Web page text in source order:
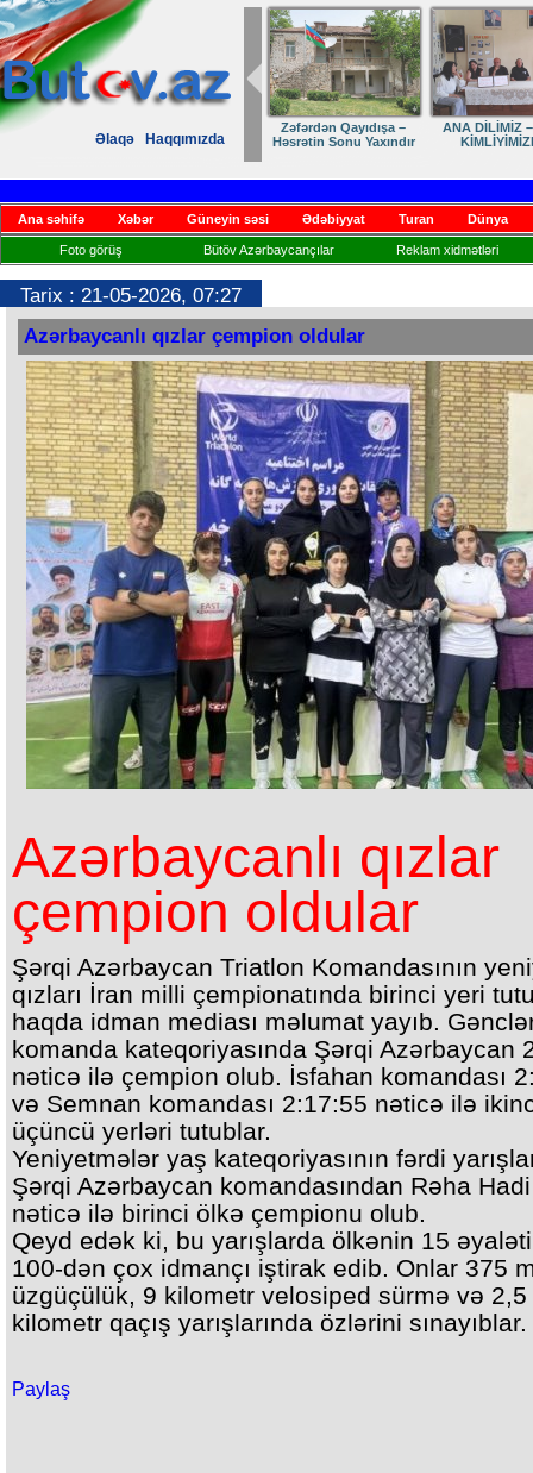
Əlaqə Haqqımızda
Dostumuza sürpriz
yubiley təbriki
Elmanın öz
Ana səhifə Xəbər Güneyin səsi Ədəbiyyat Turan Dünya
Foto görüş Bütöv Azərbaycançılar Reklam xidmətləri
Tarix : 21-05-2026, 07:27
Azərbaycanlı qızlar çempion oldular
Azərbaycanlı qızlar
çempion oldular
Şərqi Azərbaycan Triatlon Komandasının
qızları İran milli çempionatında birinci yeri
haqda idman mediası məlumat yayıb.
komanda kateqoriyasında Şərqi Azərbaycan
nəticə ilə çempion olub. İsfahan komandası
və Semnan komandası 2:17:55 nəticə ilə
üçüncü yerləri tutublar.
Yeniyetmələr yaş kateqoriyasının fərdi
Şərqi Azərbaycan komandasından Rəha
nəticə ilə birinci ölkə çempionu olub.
Qeyd edək ki, bu yarışlarda ölkənin 15
100-dən çox idmançı iştirak edib. Onlar 375
üzgüçülük, 9 kilometr velosiped sürmə və 2,5
kilometr qaçış yarışlarında özlərini sınayıblar.
Paylaş